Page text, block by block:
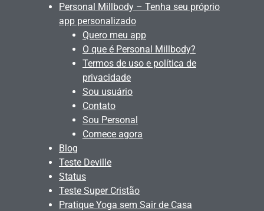
Personal Millbody – Tenha seu próprio
app personalizado
Quero meu app
O que é Personal Millbody?
Termos de uso e política de
privacidade
Sou usuário
Contato
Sou Personal
Comece agora
Blog
Teste Deville
Status
Teste Super Cristão
Pratique Yoga sem Sair de Casa